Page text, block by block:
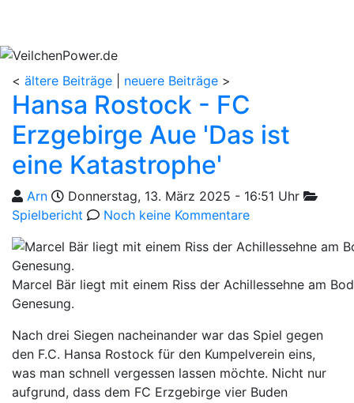
< ältere Beiträge neuere Beiträge >
Hansa Rostock - FC
Erzgebirge Aue 'Das ist
eine Katastrophe'
Geschrieben von
Arn am Donnerstag, 13. März 2025 - 16:51 Uhr
Spielbericht
Noch keine Kommentare
Marcel Bär liegt mit einem Riss der Achillessehne am
Genesung.
Nach drei Siegen nacheinander war das Spiel gegen
den F.C. Hansa Rostock für den Kumpelverein eins,
was man schnell vergessen lassen möchte. Nicht nur
aufgrund, dass dem FC Erzgebirge vier Buden